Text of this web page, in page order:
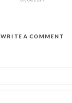
WRITE A COMMENT